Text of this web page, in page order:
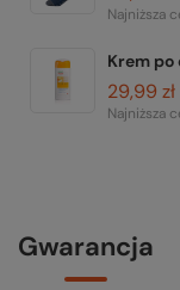
Najniższa
Krem po
29,99 zł
Najniższa
Gwarancja